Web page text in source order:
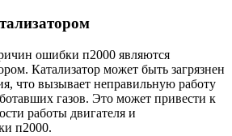
ошибки п2000 являются
Катализатор может быть загрязнен
что вызывает неправильную работу
газов. Это может привести к
работы двигателя и
п2000.